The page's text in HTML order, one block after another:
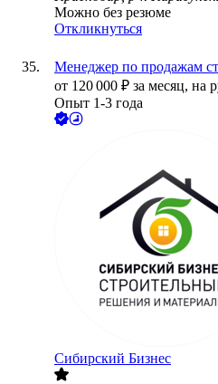
Можно без резюме
Откликнуться
Менеджер по продажам
от 120 000 ₽ за месяц, на
Опыт 1-3 года
Сибирский Бизнес